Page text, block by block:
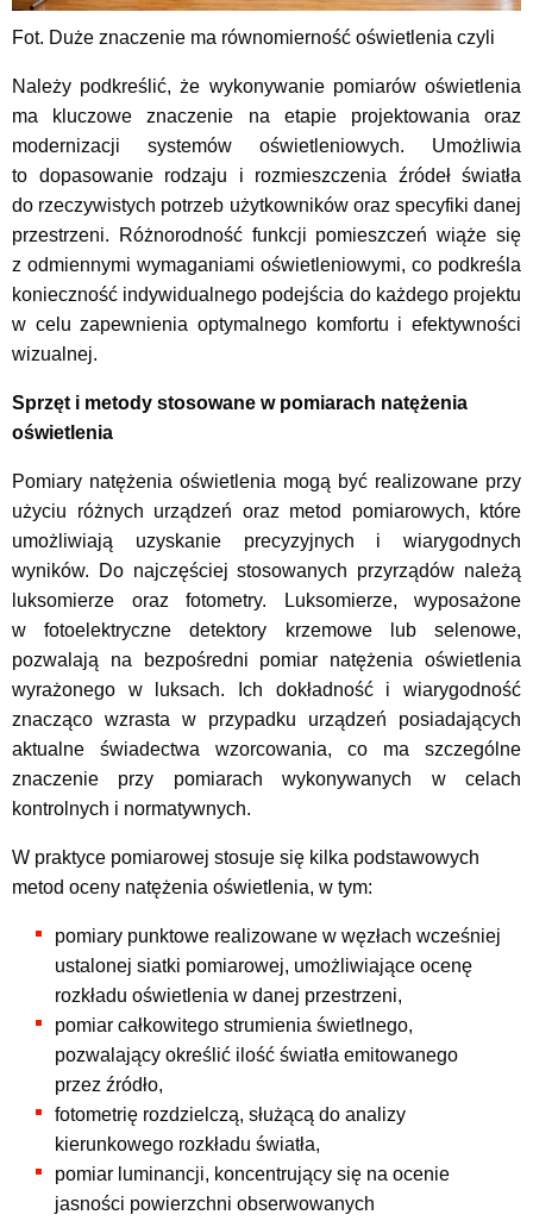
Fot. Duże znaczenie ma równomierność oświetlenia czyli
Należy podkreślić, że wykonywanie pomiarów oświetlenia
ma kluczowe znaczenie na etapie projektowania oraz
modernizacji systemów oświetleniowych. Umożliwia
to dopasowanie rodzaju i rozmieszczenia źródeł światła
do rzeczywistych potrzeb użytkowników oraz specyfiki danej
przestrzeni. Różnorodność funkcji pomieszczeń wiąże się
z odmiennymi wymaganiami oświetleniowymi, co podkreśla
konieczność indywidualnego podejścia do każdego projektu
w celu zapewnienia optymalnego komfortu i efektywności
wizualnej.
Sprzęt i metody stosowane w pomiarach natężenia
oświetlenia
Pomiary natężenia oświetlenia mogą być realizowane przy
użyciu różnych urządzeń oraz metod pomiarowych, które
umożliwiają uzyskanie precyzyjnych i wiarygodnych
wyników. Do najczęściej stosowanych przyrządów należą
luksomierze oraz fotometry. Luksomierze, wyposażone
w fotoelektryczne detektory krzemowe lub selenowe,
pozwalają na bezpośredni pomiar natężenia oświetlenia
wyrażonego w luksach. Ich dokładność i wiarygodność
znacząco wzrasta w przypadku urządzeń posiadających
aktualne świadectwa wzorcowania, co ma szczególne
znaczenie przy pomiarach wykonywanych w celach
kontrolnych i normatywnych.
W praktyce pomiarowej stosuje się kilka podstawowych
metod oceny natężenia oświetlenia, w tym:
pomiary punktowe realizowane w węzłach wcześniej
ustalonej siatki pomiarowej, umożliwiające ocenę
rozkładu oświetlenia w danej przestrzeni,
pomiar całkowitego strumienia świetlnego,
pozwalający określić ilość światła emitowanego
przez źródło,
fotometrię rozdzielczą, służącą do analizy
kierunkowego rozkładu światła,
pomiar luminancji, koncentrujący się na ocenie
jasności powierzchni obserwowanych